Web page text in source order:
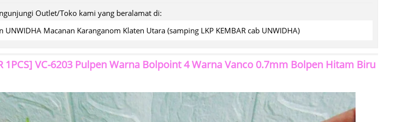
Outlet/Toko kami yang beralamat di:
UNWIDHA Macanan Karanganom Klaten Utara (samping LKP KEMBAR cab UNWIDHA)
1PCS] VC-6203 Pulpen Warna Bolpoint 4 Warna Vanco 0.7mm Bolpen Hitam Biru